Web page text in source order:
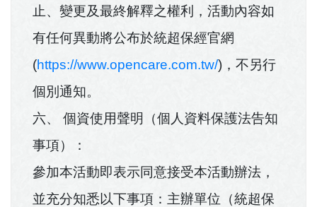
止、變更及最終解釋之權利，活動內容如
有任何異動將公布於統超保經官網
(https://www.opencare.com.tw/)，不另行
個別通知。
六、 個資使用聲明（個人資料保護法告知
事項）：
參加本活動即表示同意接受本活動辦法，
並充分知悉以下事項：主辦單位（統超保